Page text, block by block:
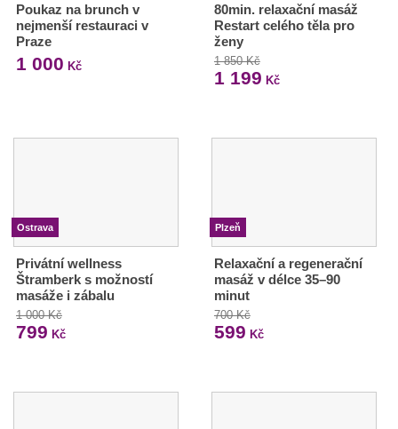
Poukaz na brunch v
nejmenší restauraci v
Praze
1 000 Kč
80min. relaxační masáž
Restart celého těla pro
ženy
1 850 Kč
1 199 Kč
Ostrava
Privátní wellness
Štramberk s možností
masáže i zábalu
1 000 Kč
799 Kč
Plzeň
Relaxační a regenerační
masáž v délce 35–90
minut
700 Kč
599 Kč